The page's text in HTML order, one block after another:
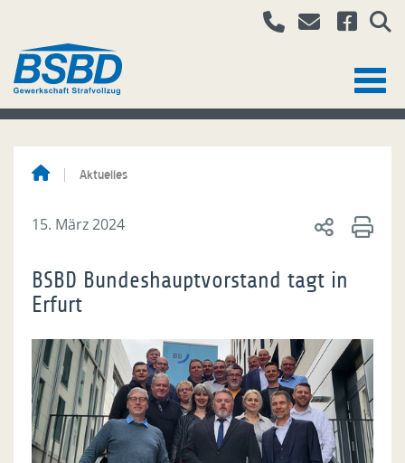
Aktuelles
15. März 2024
BSBD Bundeshauptvorstand tagt in
Erfurt